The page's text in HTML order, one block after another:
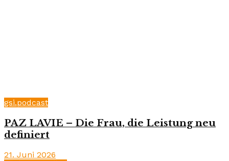
gsi.podcast
PAZ LAVIE – Die Frau, die Leistung neu
definiert
21. Juni 2026